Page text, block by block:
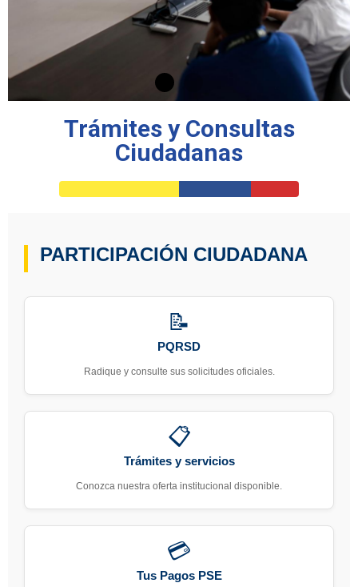
Zarpó la draga china
Hang Jun 6008 que
asumirá el dragado de
mantenimiento del
canal de acceso al
Clic Aquí
Trámites y Consultas
Ciudadanas
PARTICIPACIÓN CIUDADANA
📝
PQRSD
Radique y consulte sus solicitudes oficiales.
📋
Trámites y servicios
Conozca nuestra oferta institucional disponible.
💳
Tus Pagos PSE